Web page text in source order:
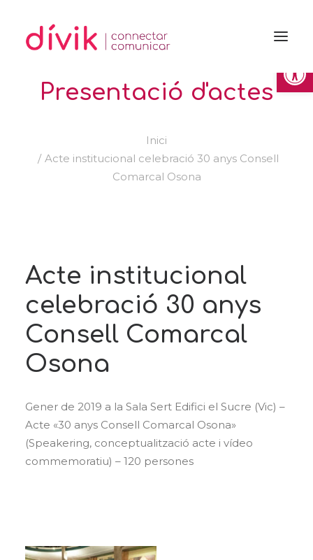
Presentació d'actes
Inici
Acte institucional celebració 30 anys Consell
Comarcal Osona
Acte institucional
celebració 30 anys
Consell Comarcal
Osona
Gener de 2019 a la Sala Sert Edifici el Sucre (Vic) –
Acte «30 anys Consell Comarcal Osona»
(Speakering, conceptualització acte i vídeo
commemoratiu) – 120 persones